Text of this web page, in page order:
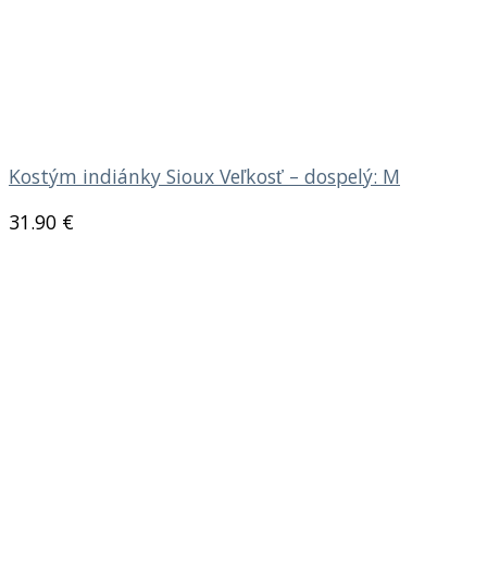
Kostým indiánky Sioux Veľkosť – dospelý: M
31.90 €